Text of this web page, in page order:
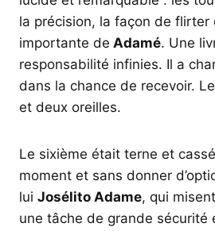
la précision, la façon de flirter
importante de Adamé. Une
responsabilité infinies. Il a
dans la chance de recevoir.
et deux oreilles.
Le sixième était terne et
moment et sans donner
lui Josélito Adame, qui
une tâche de grande sécurité